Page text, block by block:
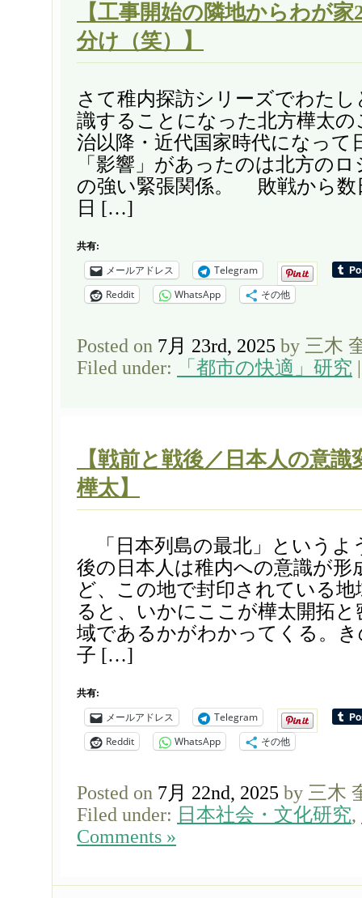
【工事開始の隣地からわが
分け（笑）】
さて稚内探訪シリーズでわた
識することになった北方樺太
治以降・近代国家時代になって
「影響」があったのは北方の
の強い緊張関係。 敗戦から数
日 […]
共有:
メールアドレス
Telegram
Reddit
WhatsApp その他
Posted on 7月 23rd, 2025 by 三木
Filed under:
「都市の快適」研究
【戦前と戦後／日本人の意
樺太】
「日本列島の最北」というよ
後の日本人は稚内への意識が形
ど、この地で封印されている
ると、いかにここが樺太開拓
域であるかがわかってくる。
子 […]
共有:
メールアドレス
Telegram
Reddit
WhatsApp その他
Posted on 7月 22nd, 2025 by 三木
Filed under: 日本社会・文化研究,
Comments »